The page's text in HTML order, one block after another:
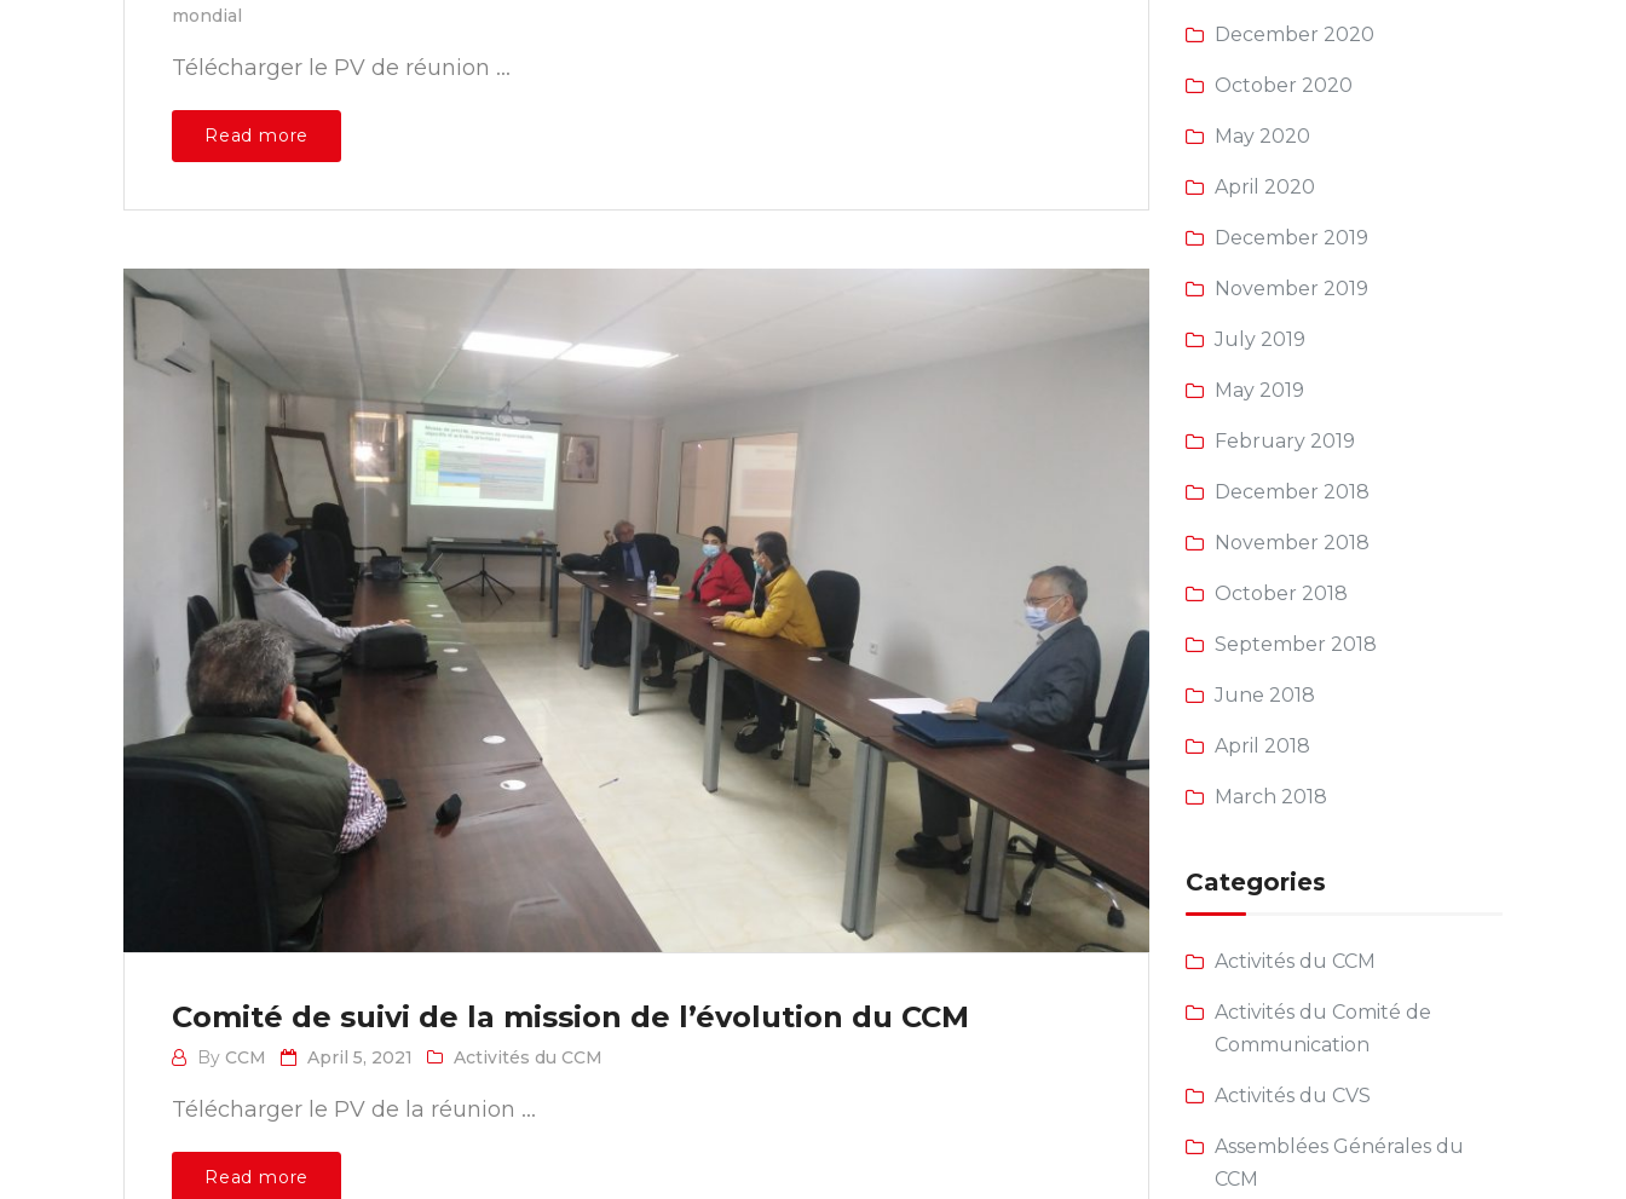
mondial
Télécharger le PV de réunion ...
Read more
Comité de suivi de la mission de l’évolution du CCM
By CCM April 5, 2021 Activités du CCM
Télécharger le PV de la réunion ...
Read more
December 2020
October 2020
May 2020
April 2020
December 2019
November 2019
July 2019
May 2019
February 2019
December 2018
November 2018
October 2018
September 2018
June 2018
April 2018
March 2018
Categories
Activités du CCM
Activités du Comité de
Communication
Activités du CVS
Assemblées Générales du
CCM